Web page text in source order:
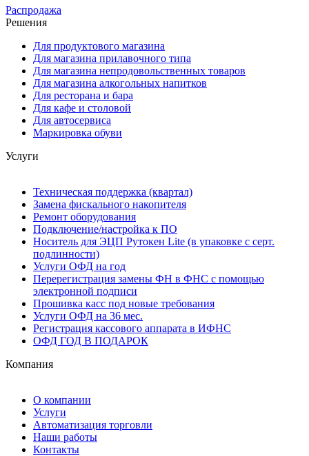
Распродажа
Решения
Для продуктового магазина
Для магазина прилавочного типа
Для магазина непродовольственных товаров
Для магазина алкогольных напитков
Для ресторана и бара
Для кафе и столовой
Для автосервиса
Маркировка обуви
Услуги
Техническая поддержка (квартал)
Замена фискального накопителя
Ремонт оборудования
Подключение/настройка к ПО
Носитель для ЭЦП Рутокен Lite (в упаковке с серт.
подлинности)
Услуги ОФД на год
Перерегистрация замены ФН в ФНС с помощью
электронной подписи
Прошивка касс под новые требования
Услуги ОФД на 36 мес.
Регистрация кассового аппарата в ИФНС
ОФД ГОД В ПОДАРОК
Компания
О компании
Услуги
Автоматизация торговли
Наши работы
Контакты